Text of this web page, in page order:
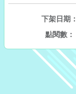
下架日期：
點閱數：